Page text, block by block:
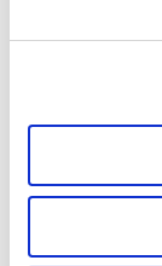
Ensemble,
continuerons
antisociales
affirme notre
pension. »